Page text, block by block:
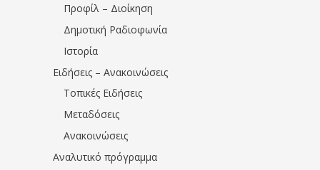
Προφίλ – Διοίκηση
Δημοτική Ραδιοφωνία
Ιστορία
Ειδήσεις – Ανακοινώσεις
Τοπικές Ειδήσεις
Μεταδόσεις
Ανακοινώσεις
Αναλυτικό πρόγραμμα